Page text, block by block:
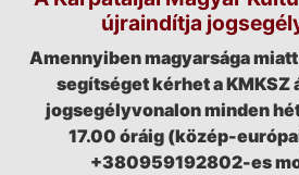
újraindítja
Amennyiben magyarsága
segítséget kérhet a
jogsegélyvonalon minden
17.00 óráig (közép-
+380959192802-es